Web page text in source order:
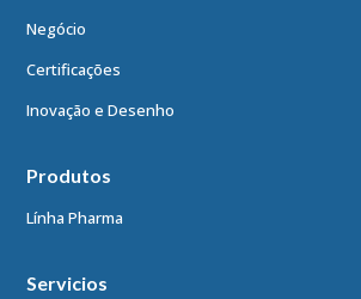
Negócio
Certificações
Inovação e Desenho
Produtos
Línha Pharma
Servicios